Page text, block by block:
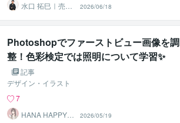
水口 拓巳｜売れ
るLP制作・改善
サポート
2026/06/18
Photoshopでファーストビュー画像を調
整！色彩検定では照明について学習✨
記事
デザイン・イラスト
7
HANA HAPPY 8
2026/05/19